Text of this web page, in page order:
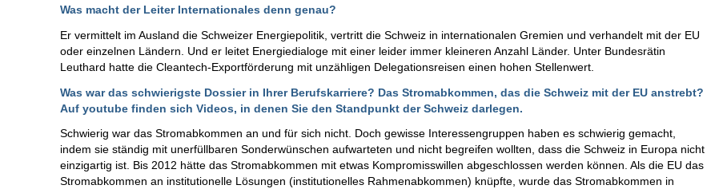
Was macht der Leiter Internationales denn genau?
Er vermittelt im Ausland die Schweizer Energiepolitik, vertritt die Schweiz in internationalen Gremien und verhandelt mit der EU
oder einzelnen Ländern. Und er leitet Energiedialoge mit einer leider immer kleineren Anzahl Länder. Unter Bundesrätin
Leuthard hatte die Cleantech-Exportförderung mit unzähligen Delegationsreisen einen hohen Stellenwert.
Was war das schwierigste Dossier in Ihrer Berufskarriere? Das Stromabkommen, das die Schweiz mit der EU anstrebt?
Auf youtube finden sich Videos, in denen Sie den Standpunkt der Schweiz darlegen.
Schwierig war das Stromabkommen an und für sich nicht. Doch gewisse Interessengruppen haben es schwierig gemacht,
indem sie ständig mit unerfüllbaren Sonderwünschen aufwarteten und nicht begreifen wollten, dass die Schweiz in Europa nicht
einzigartig ist. Bis 2012 hätte das Stromabkommen mit etwas Kompromisswillen abgeschlossen werden können. Als die EU das
Stromabkommen an institutionelle Lösungen (institutionelles Rahmenabkommen) knüpfte, wurde das Stromabkommen in